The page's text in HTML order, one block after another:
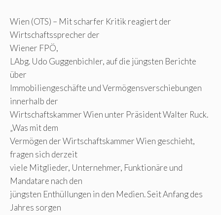
Wien (OTS) – Mit scharfer Kritik reagiert der
Wirtschaftssprecher der
Wiener FPÖ,
LAbg. Udo Guggenbichler, auf die jüngsten Berichte
über
Immobiliengeschäfte und Vermögensverschiebungen
innerhalb der
Wirtschaftskammer Wien unter Präsident Walter Ruck.
„Was mit dem
Vermögen der Wirtschaftskammer Wien geschieht,
fragen sich derzeit
viele Mitglieder, Unternehmer, Funktionäre und
Mandatare nach den
jüngsten Enthüllungen in den Medien. Seit Anfang des
Jahres sorgen